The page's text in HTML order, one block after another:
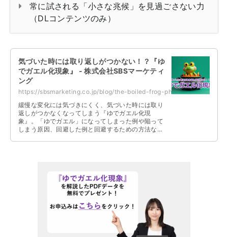
常に試される「小さな兆候」を見過ごさない力
（DLコンテンツのみ）
気づいた時には取り返しがつかない！？『ゆ
でガエル化現象』 - 株式会社SBSマーケティ
ング
https://sbsmarketing.co.jp/blog/the-boiled-frog-phenomenon-2025-05/
緩慢な変化には気づきにくく、気づいた時には取り
返しがつかなくなってしまう『ゆでガエル化現
象』。「ゆでガエル」になってしまった例や陥って
しまう原因、回避した例と回避するための方法など